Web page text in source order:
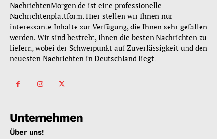
NachrichtenMorgen.de ist eine professionelle
Nachrichtenplattform. Hier stellen wir Ihnen nur
interessante Inhalte zur Verfügung, die Ihnen sehr gefallen
werden. Wir sind bestrebt, Ihnen die besten Nachrichten zu
liefern, wobei der Schwerpunkt auf Zuverlässigkeit und den
neuesten Nachrichten in Deutschland liegt.
Unternehmen
Über uns!